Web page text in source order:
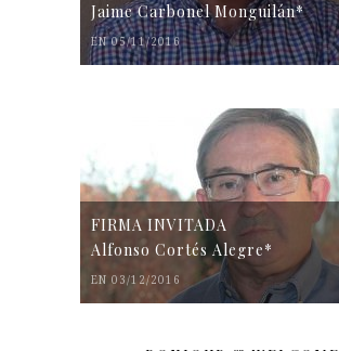
Jaime Carbonel Monguilán*
EN 05/11/2016
FIRMA INVITADA
Alfonso Cortés Alegre*
EN 03/12/2016